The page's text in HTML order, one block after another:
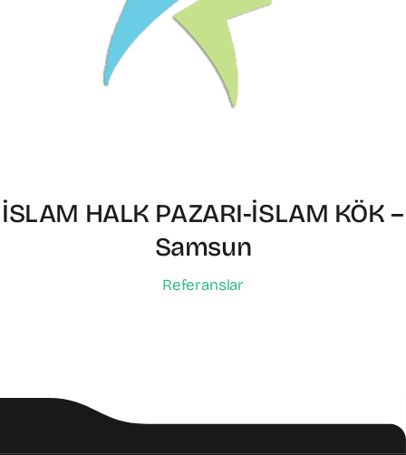
İSLAM HALK PAZARI-İSLAM KÖK –
Samsun
Referanslar